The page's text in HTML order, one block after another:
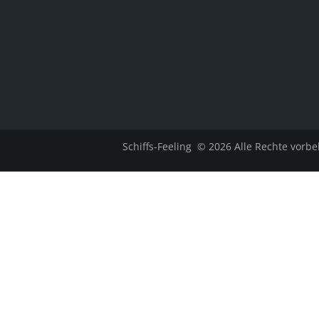
Schiffs-Feeling © 2026 Alle Rechte